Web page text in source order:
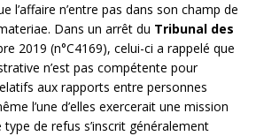
l’affaire n’entre pas dans son champ de
Dans un arrêt du Tribunal des
2019 (n°C4169), celui-ci a rappelé que
n’est pas compétente pour
aux rapports entre personnes
l’une d’elles exercerait une mission
type de refus s’inscrit généralement